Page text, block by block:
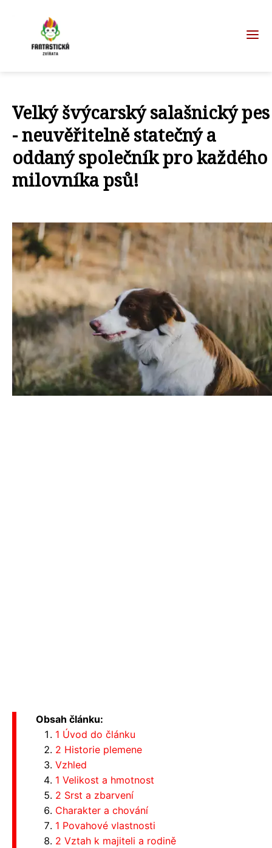
Velký švýcarský salašnický pes
- neuvěřitelně statečný a
oddaný společník pro každého
milovníka psů!
Obsah článku:
1 Úvod do článku
2 Historie plemene
Vzhled
1 Velikost a hmotnost
2 Srst a zbarvení
Charakter a chování
1 Povahové vlastnosti
2 Vztah k majiteli a rodině